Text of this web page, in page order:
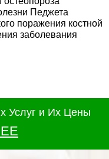
Педжета
поражения костной
заболевания
Услуг и Их Цены